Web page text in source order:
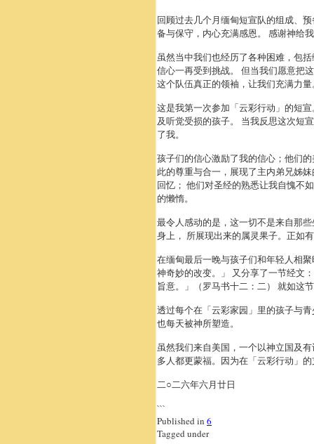
回顾过去几个月缅甸短宣队的组成、
备与保守，内心充满感恩。 感谢神给
虽然当中我们也经历了各种困难，包
信心一再受到挑战。 但当我们愿意把
这个队伍真正的领袖，让我们充满力量
这是我第一次参加「云彩行动」的短
及听觉受损的孩子。 当我反思这次短
了我。
孩子们的信心激励了我的信心；他们
此的尊重与合一，展现了主内弟兄姊
回忆； 他们对圣经的熟悉让我自愧不
的懒惰。
最令人感动的是，这一切不是来自那
身上， 所展现出来的属灵果子。正如
在缅甸最后一晚与孩子们和年轻人相
神奇妙的改变。」 又分享了一节经文
旨意。」（罗马书十二：二） 就如这
透过每个在「云彩家园」里的孩子与
也每天被神所塑造。
虽然我们来自美国，一个以神立国及
多人都更蒙福。因为在「云彩行动」
二○二六年六月廿日
```
Published in 6
Tagged under